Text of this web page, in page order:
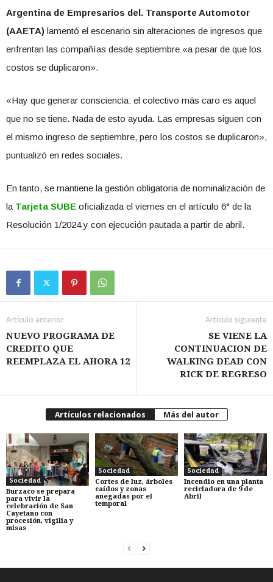
Argentina de Empresarios del. Transporte Automotor
(AAETA) lamentó el escenario sin alteraciones de ingresos que
enfrentan las compañías desde septiembre «a pesar de que los
costos se duplicaron».
«Hay que generar consciencia: el colectivo más caro es aquel
que no se tiene. Nada de esto ayuda. Las empresas siguen con
el mismo ingreso de septiembre, pero los costos se duplicaron»,
puntualizó en redes sociales.
En tanto, se mantiene la gestión obligatoria de nominalización de
la Tarjeta SUBE oficializada el viernes en el artículo 6° de la
Resolución 1/2024 y con ejecución pautada a partir de abril.
Artículo anterior
NUEVO PROGRAMA DE
CREDITO QUE
REEMPLAZA EL AHORA 12
Artículo siguiente
SE VIENE LA
CONTINUACION DE
WALKING DEAD CON
RICK DE REGRESO
Artículos relacionados Más del autor
Sociedad
Burzaco se prepara
para vivir la
celebración de San
Cayetano con
procesión, vigilia y
misas
Sociedad
Cortes de luz, árboles
caídos y zonas
anegadas por el
temporal
Sociedad
Incendio en una planta
recicladora de 9 de
Abril